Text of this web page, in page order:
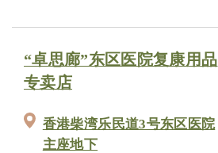
“卓思廊”东区医院复康用品
专卖店
香港柴湾乐民道3号东区医院
主座地下